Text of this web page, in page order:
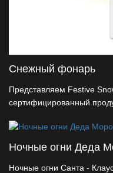
Снежный фонарь
Представляем Festive
сертифицированный
360° он бесшовно
Этот ночной фонарь
оптовиков и сочетает в
Ночные огни Деда
Ночные огни Санта -